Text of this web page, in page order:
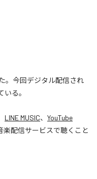
。今回デジタル配信され
いる。
LINE MUSIC、 YouTube
楽配信サービスで聴くこと